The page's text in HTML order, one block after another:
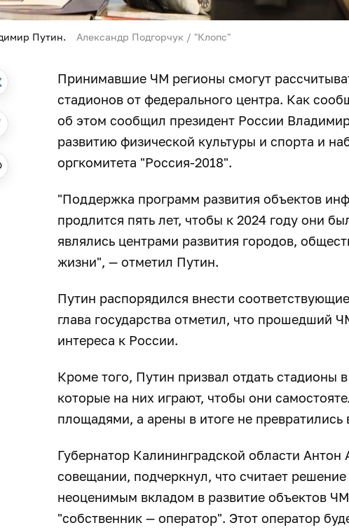
Путин. Александр Подгорчук / "Клопс"
Принимавшие ЧМ регионы смогут
стадионов от федерального центра. Как
об этом сообщил президент России
развитию физической культуры и спорта и
оргкомитета "Россия-2018".
"Поддержка программ развития объектов
продлится пять лет, чтобы к 2024 году они
являлись центрами развития городов,
жизни", — отметил Путин.
Путин распорядился внести
глава государства отметил, что прошедший
интереса к России.
Кроме того, Путин призвал отдать стадионы
которые на них играют, чтобы они
площадями, а арены в итоге не превратились
Губернатор Калининградской области Антон
совещании, подчеркнул, что считает
неоценимым вкладом в развитие объектов
"собственник — оператор". Этот оператор